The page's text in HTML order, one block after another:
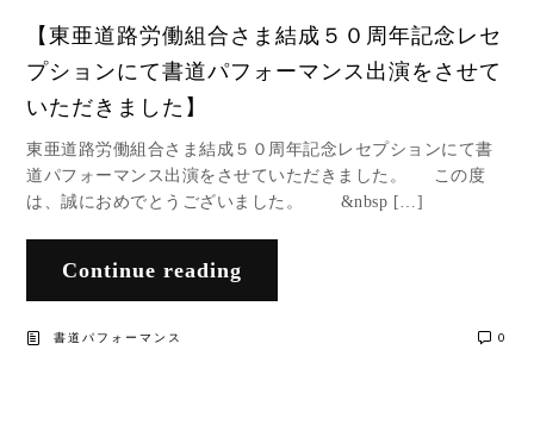
【東亜道路労働組合さま結成５０周年記念レセ
プションにて書道パフォーマンス出演をさせて
いただきました】
東亜道路労働組合さま結成５０周年記念レセプションにて書
道パフォーマンス出演をさせていただきました。 この度
は、誠におめでとうございました。 &nbsp […]
Continue reading
書道パフォーマンス 0